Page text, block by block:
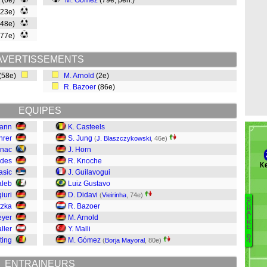
M. Arnold (2e)
R. Bazoer (86e)
EQUIPES
K. Casteels
S. Jung (J. Blaszczykowski , 46e)
J. Horn
R. Knoche
J. Guilavogui
Luiz Gustavo
D. Didavi (Vieirinha , 74e)
R. Bazoer
M. Arnold
Y. Malli
M. Gómez (Borja Mayoral , 80e)
ENTRAINEURS
S
C
H
A
L
K
E
0
4